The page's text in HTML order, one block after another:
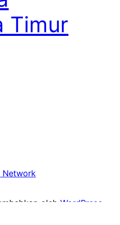
Timur
Network
oleh WordPress